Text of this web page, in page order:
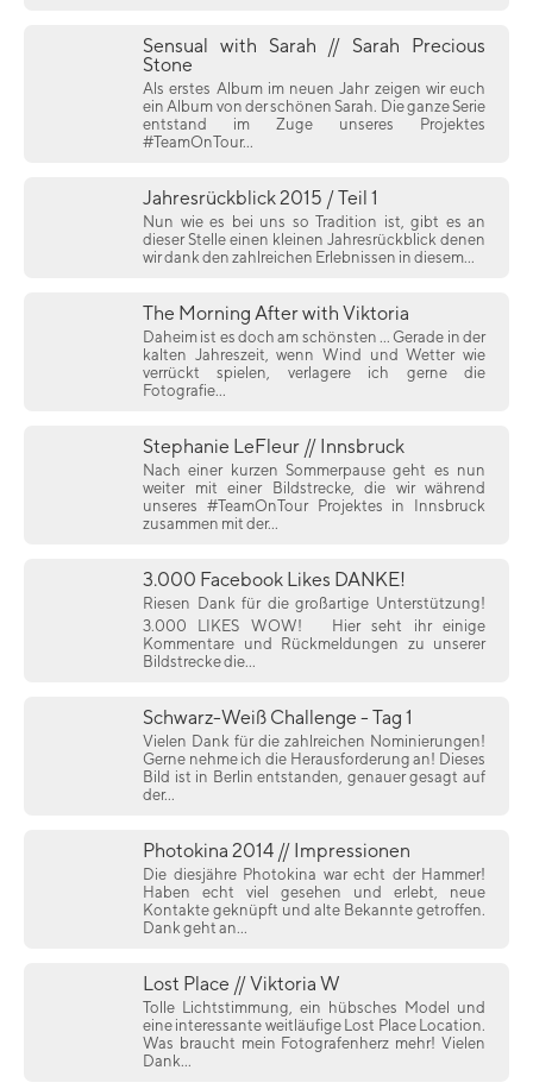
Sensual with Sarah // Sarah Precious
Stone
Als erstes Album im neuen Jahr zeigen wir euch
ein Album von der schönen Sarah. Die ganze Serie
entstand im Zuge unseres Projektes
#TeamOnTour...
Jahresrückblick 2015 / Teil 1
Nun wie es bei uns so Tradition ist, gibt es an
dieser Stelle einen kleinen Jahresrückblick denen
wir dank den zahlreichen Erlebnissen in diesem...
The Morning After with Viktoria
Daheim ist es doch am schönsten ... Gerade in der
kalten Jahreszeit, wenn Wind und Wetter wie
verrückt spielen, verlagere ich gerne die
Fotografie...
Stephanie LeFleur // Innsbruck
Nach einer kurzen Sommerpause geht es nun
weiter mit einer Bildstrecke, die wir während
unseres #TeamOnTour Projektes in Innsbruck
zusammen mit der...
3.000 Facebook Likes DANKE!
Riesen Dank für die großartige Unterstützung!
3.000 LIKES WOW!
Hier seht ihr einige
Kommentare und Rückmeldungen zu unserer
Bildstrecke die...
Schwarz-Weiß Challenge - Tag 1
Vielen Dank für die zahlreichen Nominierungen!
Gerne nehme ich die Herausforderung an! Dieses
Bild ist in Berlin entstanden, genauer gesagt auf
der...
Photokina 2014 // Impressionen
Die diesjähre Photokina war echt der Hammer!
Haben echt viel gesehen und erlebt, neue
Kontakte geknüpft und alte Bekannte getroffen.
Dank geht an...
Lost Place // Viktoria W
Tolle Lichtstimmung, ein hübsches Model und
eine interessante weitläufige Lost Place Location.
Was braucht mein Fotografenherz mehr! Vielen
Dank...